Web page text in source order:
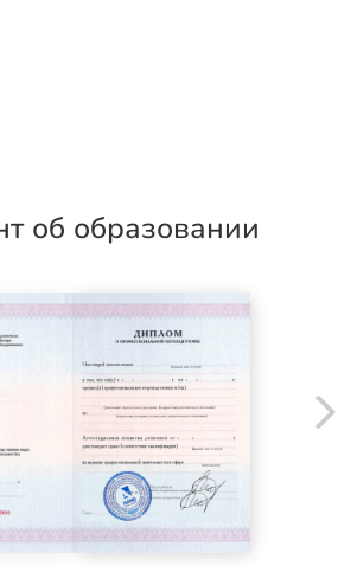
об образовании